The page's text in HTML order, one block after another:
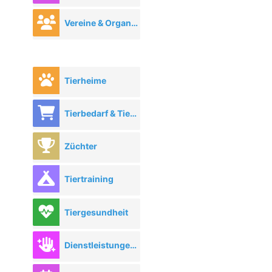
Vereine & Organisationen
Tierheime
Tierbedarf & Tierhandel
Züchter
Tiertraining
Tiergesundheit
Dienstleistungen rund ums Tier